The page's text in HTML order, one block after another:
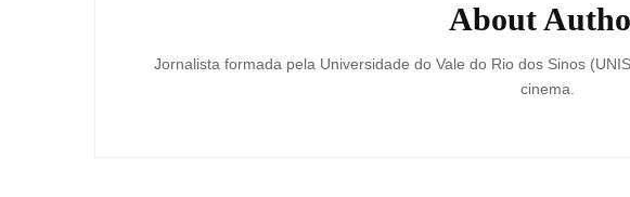
About
Jornalista formada pela Universidade do Vale do Rio dos Sinos
cinema.